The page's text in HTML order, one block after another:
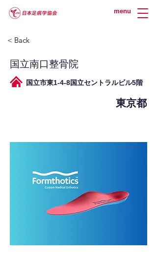
menu
< Back
国立南口整骨院
国立市東1-4-8国立セントラルビル5階
東京都